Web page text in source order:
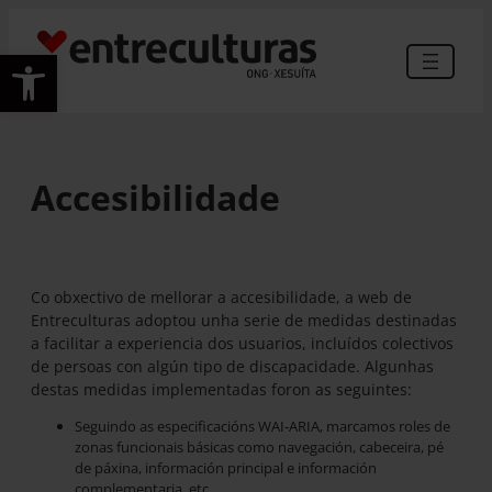
Abrir barra de ferramentas
contido
Accesibilidade
Co obxectivo de mellorar a accesibilidade, a web de
Entreculturas adoptou unha serie de medidas destinadas
a facilitar a experiencia dos usuarios, incluídos colectivos
de persoas con algún tipo de discapacidade. Algunhas
destas medidas implementadas foron as seguintes:
Seguindo as especificacións WAI-ARIA, marcamos roles de
zonas funcionais básicas como navegación, cabeceira, pé
de páxina, información principal e información